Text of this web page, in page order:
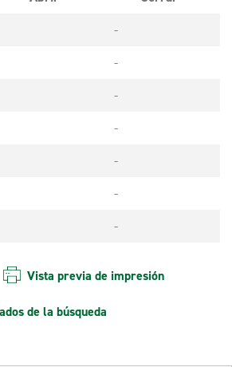
-
-
-
-
-
-
-
Vista previa de impresión
de la búsqueda